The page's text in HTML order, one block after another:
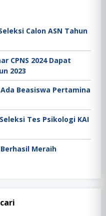
Calon ASN Tahun
CPNS 2024 Dapat
2023
Beasiswa Pertamina
Tes Psikologi KAI
Meraih